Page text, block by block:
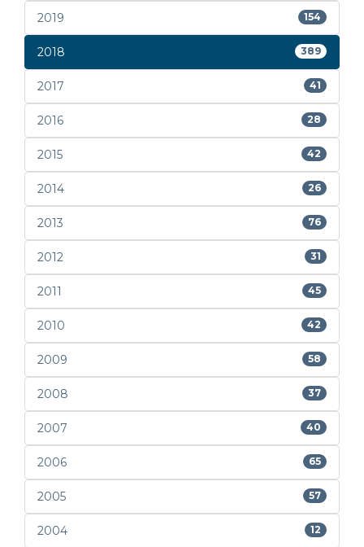
2019 154
2018 389
2017 41
2016 28
2015 42
2014 26
2013 76
2012 31
2011 45
2010 42
2009 58
2008 37
2007 40
2006 65
2005 57
2004 12